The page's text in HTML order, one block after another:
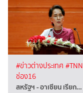
#ข่าวต่างประเทศ #TNN
ช่อง16
สหรัฐฯ - อาเซียน เรียก…